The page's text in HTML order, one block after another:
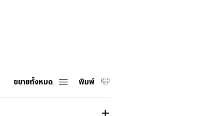
ขยายทั้งหมด พิมพ์